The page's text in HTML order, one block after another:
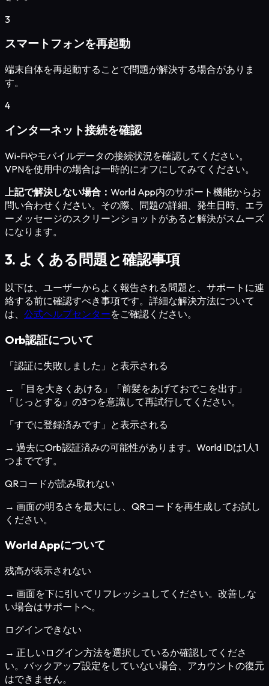
3
スマートフォンを再起動
端末自体を再起動することで問題が解決する場合がありま
す。
4
インターネット接続を確認
Wi-Fiやモバイルデータの接続状況を確認してください。
VPNを使用中の場合は一時的にオフにしてみてください。
上記で解決しない場合： World App内のサポート機能からお
問い合わせください。その際、問題の詳細、発生日時、エラ
ーメッセージのスクリーンショットがあると解決がスムーズ
になります。
3. よくある問題と確認事項
以下は、ユーザーからよく報告される問題と、サポートに連
絡する前に確認すべき事項です。詳細な解決方法について
は、 公式ヘルプセンターをご確認ください。
Orb認証について
「認証に失敗しました」と表示される
→ 「目を大きくあける」「前髪をあげておでこを出す」
「じっとする」の3つを意識して再試行してください。
「すでに登録済みです」と表示される
→ 過去にOrb認証済みの可能性があります。World IDは1人1
つまでです。
QRコードが読み取れない
→ 画面の明るさを最大にし、QRコードを再生成してお試し
ください。
World Appについて
残高が表示されない
→ 画面を下に引いてリフレッシュしてください。改善しな
い場合はサポートへ。
ログインできない
→ 正しいログイン方法を選択しているか確認してくださ
い。バックアップ設定をしていない場合、アカウントの復元
はできません。